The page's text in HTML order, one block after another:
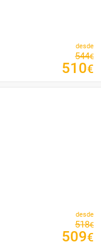
desde
544€
510€
desde
518€
509€